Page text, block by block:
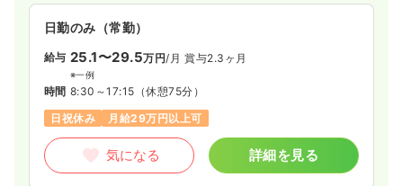
日勤のみ（常勤）
給与 25.1〜29.5万円/月 賞与2.3ヶ月
※一例
時間 8:30～17:15 （休憩75分）
日祝休み
月給29万円以上可
気になる 詳細を見る